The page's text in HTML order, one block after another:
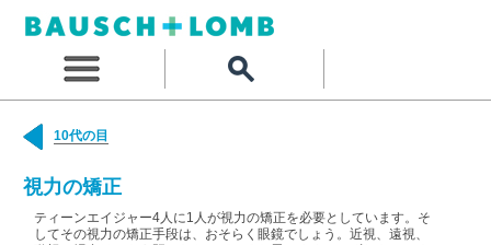
10代の目
視力の矯正
ティーンエイジャー4人に1人が視力の矯正を必要としています。そ
してその視力の矯正手段は、おそらく眼鏡でしょう。近視、遠視、